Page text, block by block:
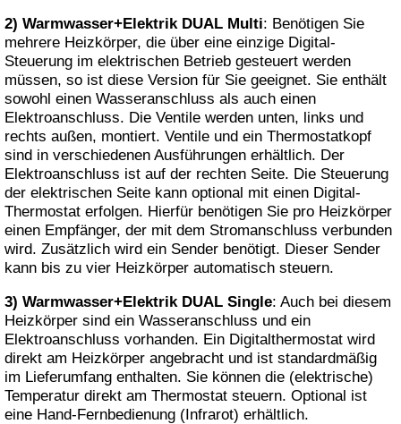
2) Warmwasser+Elektrik DUAL Multi: Benötigen Sie
mehrere Heizkörper, die über eine einzige Digital-
Steuerung im elektrischen Betrieb gesteuert werden
müssen, so ist diese Version für Sie geeignet. Sie enthält
sowohl einen Wasseranschluss als auch einen
Elektroanschluss. Die Ventile werden unten, links und
rechts außen, montiert. Ventile und ein Thermostatkopf
sind in verschiedenen Ausführungen erhältlich. Der
Elektroanschluss ist auf der rechten Seite. Die Steuerung
der elektrischen Seite kann optional mit einen Digital-
Thermostat erfolgen. Hierfür benötigen Sie pro Heizkörper
einen Empfänger, der mit dem Stromanschluss verbunden
wird. Zusätzlich wird ein Sender benötigt. Dieser Sender
kann bis zu vier Heizkörper automatisch steuern.
3) Warmwasser+Elektrik DUAL Single: Auch bei diesem
Heizkörper sind ein Wasseranschluss und ein
Elektroanschluss vorhanden. Ein Digitalthermostat wird
direkt am Heizkörper angebracht und ist standardmäßig
im Lieferumfang enthalten. Sie können die (elektrische)
Temperatur direkt am Thermostat steuern. Optional ist
eine Hand-Fernbedienung (Infrarot) erhältlich.